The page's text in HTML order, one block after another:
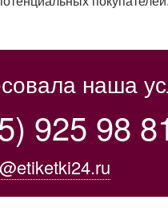
наша
925 98 81